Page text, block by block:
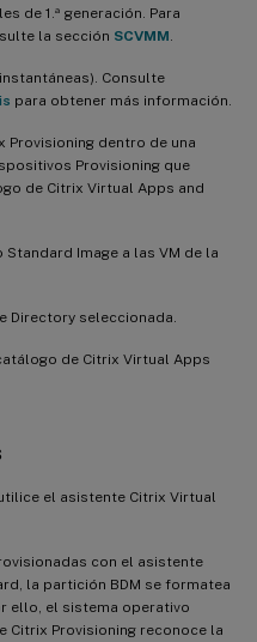
de 1.ª generación. Para
la sección SCVMM
Consulte
para obtener más información.
Provisioning dentro de una
Provisioning que
de Citrix Virtual Apps and
Image a las VM de la
Directory seleccionada.
de Citrix Virtual Apps
el asistente Citrix Virtual
con el asistente
la partición BDM se formatea
ello, el sistema operativo
Citrix Provisioning reconoce la